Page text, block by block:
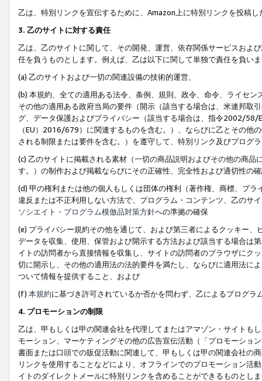
乙は、特別リンクを宣伝するために、Amazon上に特別リンクを投稿
3. 乙のサイトに対する責任
乙は、乙のサイトに関して、その開発、運営、依存関係サービスおよ
任を負うものとします。例えば、乙は以下に関して単独で責任を負い
(a) 乙のサイトおよび一切の関連設備の技術的運営、
(b) 本規約、全ての適用ある法令、条例、規則、政令、命令、ライセ
その他の適用ある政府当局の要件（開示（該当する場合は、米連邦取
グ、データ保護およびプライバシー（該当する場合は、指令2002/58/
（EU）2016/679）に関連するものを含む。）、ならびに乙とその他
される制限または要件を含む。）を遵守して、特別リンク及びプログ
(c) 乙のサイトに掲載される素材（一切の商品説明およびその他の商
す。）の制作および掲載ならびにその正確性、完全性および適切性の
(d) 甲の権利または他の個人もしくは団体の権利（著作権、商標、プ
違反または不正利用しない方法で、プログラム・コンテンツ、乙のサ
ソシエイト・プログラム模倣品対策方針への準拠の確保
(e) プライバシー規約その他を通じて、および第三者によるクッキー
データを収集、使用、保管および開示する方法および該当する場合は
イトの訪問者から直接情報を収集し、サイトの訪問者のブラウザにク
切に開示し、その他の適用法の法的要件を満たし、ならびに適用法に
ついて情報を提供すること、および
(f) 本規約に基づき許可されているか否かを問わず、乙によるプログ
4. プロモーションの制限
乙は、甲もしくは甲の関連会社を代理してまたはアマゾン・サイトも
モーション、マーケティングその他の広告宣伝活動（「プロモーショ
書面または口頭での販促活動に関連して、甲もしくは甲の関連会社の
リンクを使用することなどにより、オフラインでのプロモーション活
イトのダイレクトメールに特別リンクを含めることができるものとし